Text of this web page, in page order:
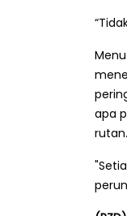
apa
rutan.